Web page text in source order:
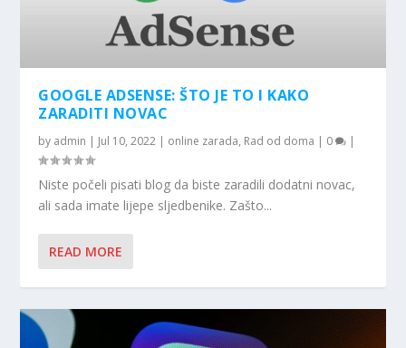
GOOGLE ADSENSE: ŠTO JE TO I KAKO
ZARADITI NOVAC
by admin | Jul 10, 2022 | online zarada, Rad od doma | 0 |
Niste počeli pisati blog da biste zaradili dodatni novac,
ali sada imate lijepe sljedbenike. Zašto...
READ MORE